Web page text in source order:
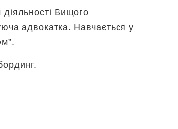
діяльності Вищого
адвокатка. Навчається у